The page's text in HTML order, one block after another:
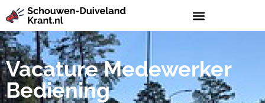
Vacature Medewerker
Bediening